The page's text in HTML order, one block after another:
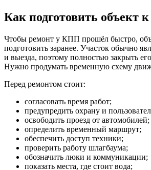
Как подготовить объект
Чтобы ремонт у КПП прошёл быстро,
подготовить заранее. Участок обычно
и выезда, поэтому полностью закрыть
Нужно продумать временную схему
Перед ремонтом стоит:
согласовать время работ;
предупредить охрану и
освободить проезд от автомобилей;
определить временный маршрут;
обеспечить доступ техники;
проверить работу шлагбаума;
обозначить люки и коммуникации;
показать места, где стоит вода;